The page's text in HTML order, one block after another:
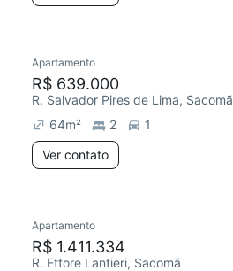
Apartamento
R$ 639.000
R. Salvador Pires de Lima, Sacomã
64m² 2
1
Ver contato
Apartamento
R$ 1.411.334
R. Ettore Lantieri, Sacomã